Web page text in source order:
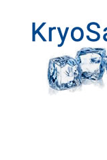
content